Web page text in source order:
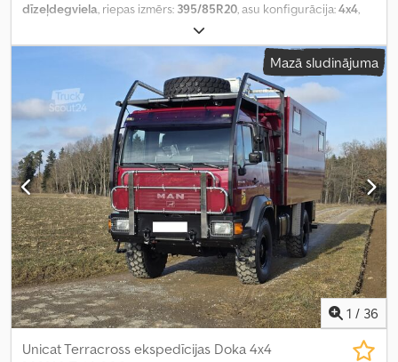
dīzeļdegviela, riepas izmērs: 395/85R20, asu konfigurācija:4x4,
balts
piekares sistēma:tērauds, atļautā ass slodze (1. ass):7 200 kg,
, Ražošanas gads:2006,
elektriskais logu regulators, stūres pastiprinātājs
Mazā sludinājuma
1 / 36
Unicat Terracross ekspedīcijas Doka 4x4